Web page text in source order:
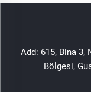
Add: 615, Bina 3,
Bölgesi,